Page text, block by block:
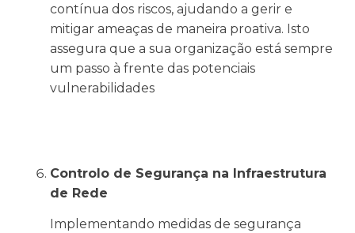
contínua dos riscos, ajudando a gerir e
mitigar ameaças de maneira proativa. Isto
assegura que a sua organização está sempre
um passo à frente das potenciais
vulnerabilidades
Controlo de Segurança na Infraestrutura
de Rede
Implementando medidas de segurança